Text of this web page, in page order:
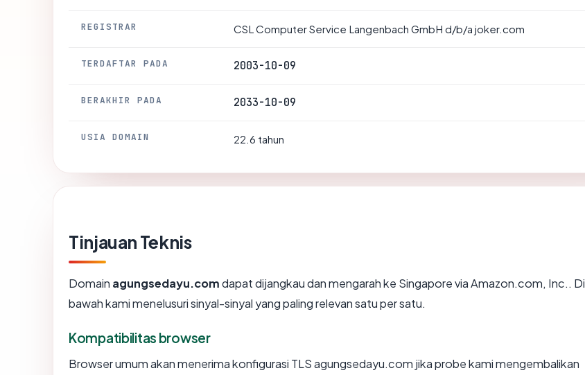
REGISTRAR CSL Computer Service Langenbach GmbH d/b/a joker.com
TERDAFTAR PADA 2003-10-09
BERAKHIR PADA 2033-10-09
USIA DOMAIN 22.6 tahun
Tinjauan Teknis
Domain agungsedayu.comdapat dijangkau dan mengarah ke Singapore via Amazon.com, Inc.. Di
bawah kami menelusuri sinyal-sinyal yang paling relevan satu per satu.
Kompatibilitas browser
Browser umum akan menerima konfigurasi TLS agungsedayu.com jika probe kami mengembalikan